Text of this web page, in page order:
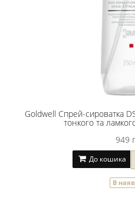
Goldwell Спрей-сироватка
тонкого та
949
До кошика
В